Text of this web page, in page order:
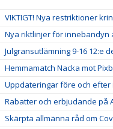
VIKTIGT! Nya restriktioner
Nya riktlinjer för innebandyn
Julgransutlämning 9-16 12:e
Hemmamatch Nacka mot
Uppdateringar före och efter
Rabatter och erbjudande på
Skärpta allmänna råd om